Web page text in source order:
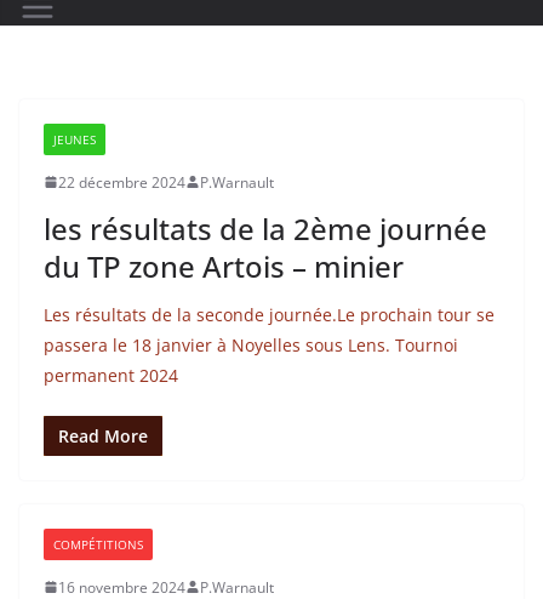
JEUNES
22 décembre 2024 P.Warnault
les résultats de la 2ème journée
du TP zone Artois – minier
Les résultats de la seconde journée.Le prochain tour se
passera le 18 janvier à Noyelles sous Lens. Tournoi
permanent 2024
Read More
COMPÉTITIONS
16 novembre 2024 P.Warnault